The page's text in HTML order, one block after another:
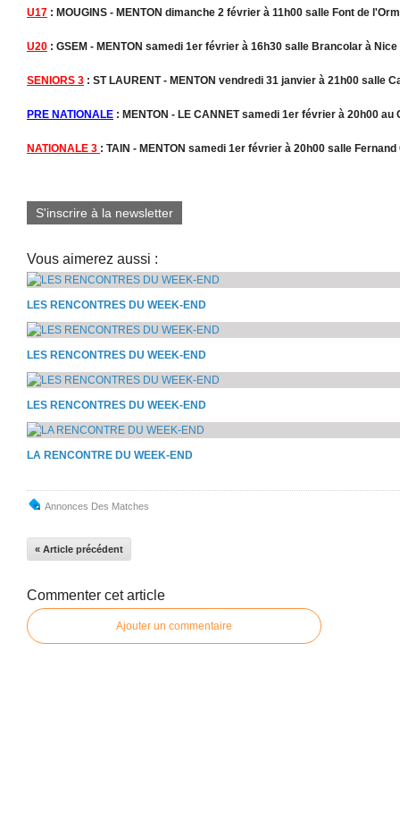
U17 : MOUGINS - MENTON dimanche 2 février à 11h00 salle Font de
U20 : GSEM - MENTON samedi 1er février à 16h30 salle Brancolar à Nice
SENIORS 3 : ST LAURENT - MENTON vendredi 31 janvier à 21h00 salle
PRE NATIONALE : MENTON - LE CANNET samedi 1er février à 20h00 au
NATIONALE 3 : TAIN - MENTON samedi 1er février à 20h00 salle Fernand
S'inscrire à la newsletter
Vous aimerez aussi :
LES RENCONTRES DU WEEK-END
LES RENCONTRES DU WEEK-END
LES RENCONTRES DU WEEK-END
LA RENCONTRE DU WEEK-END
Annonces Des Matches
« Article précédent
Commenter cet article
Ajouter un commentaire